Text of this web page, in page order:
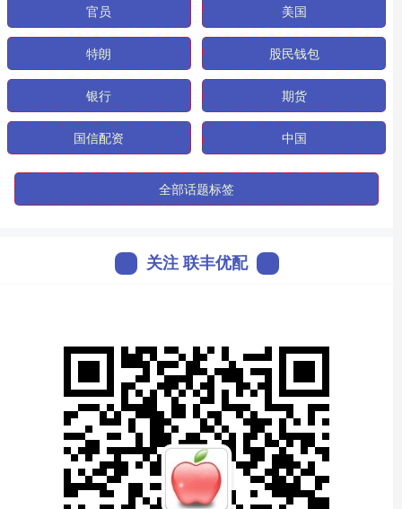
官员 美国
特朗 股民钱包
银行 期货
国信配资 中国
全部话题标签
关注 联丰优配